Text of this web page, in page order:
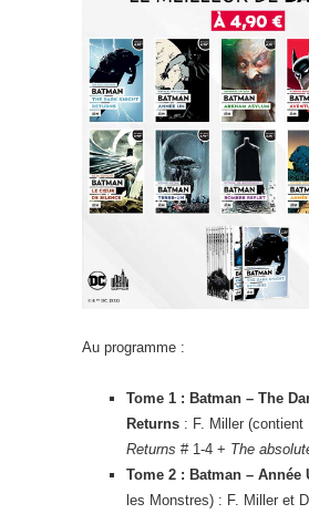
Au programme :
Tome 1 : Batman – The
Returns : F. Miller (contient
Returns # 1-4 + The
Tome 2 : Batman – Année
les Monstres) : F. Miller et